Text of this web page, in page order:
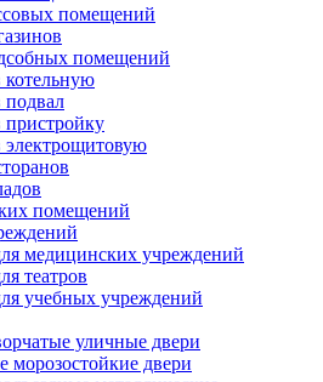
помещений
помещений
котельную
подвал
пристройку
электрощитовую
помещений
медицинских учреждений
театров
учебных учреждений
уличные двери
морозостойкие двери